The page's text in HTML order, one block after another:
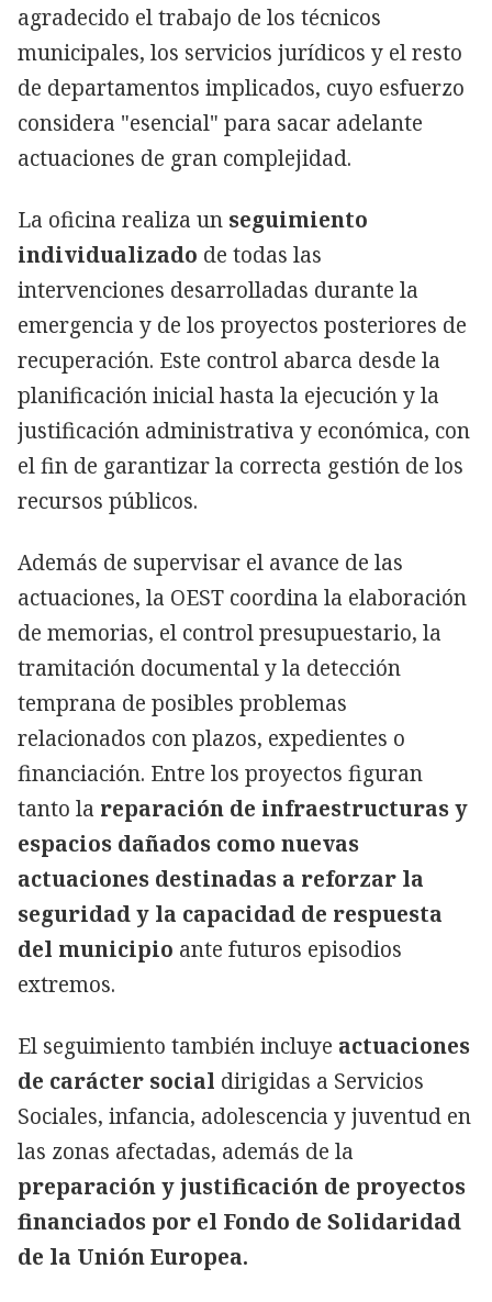
agradecido el trabajo de los técnicos
municipales, los servicios jurídicos y el resto
de departamentos implicados, cuyo esfuerzo
considera "esencial" para sacar adelante
actuaciones de gran complejidad.
La oficina realiza un seguimiento
individualizado de todas las
intervenciones desarrolladas durante la
emergencia y de los proyectos posteriores de
recuperación. Este control abarca desde la
planificación inicial hasta la ejecución y la
justificación administrativa y económica, con
el fin de garantizar la correcta gestión de los
recursos públicos.
Además de supervisar el avance de las
actuaciones, la OEST coordina la elaboración
de memorias, el control presupuestario, la
tramitación documental y la detección
temprana de posibles problemas
relacionados con plazos, expedientes o
financiación. Entre los proyectos figuran
tanto la reparación de infraestructuras y
espacios dañados como nuevas
actuaciones destinadas a reforzar la
seguridad y la capacidad de respuesta
del municipio ante futuros episodios
extremos.
El seguimiento también incluye actuaciones
de carácter social dirigidas a Servicios
Sociales, infancia, adolescencia y juventud en
las zonas afectadas, además de la
preparación y justificación de proyectos
financiados por el Fondo de Solidaridad
de la Unión Europea.